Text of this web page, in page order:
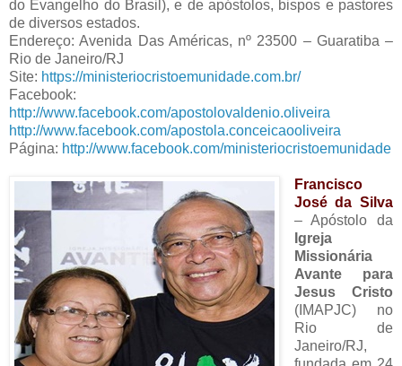
do Evangelho do Brasil), e de apóstolos, bispos e pastores
de diversos estados.
Endereço: Avenida Das Américas, nº 23500 – Guaratiba –
Rio de Janeiro/RJ
Site: https://ministeriocristoemunidade.com.br/
Facebook:
http://www.facebook.com/apostolovaldenio.oliveira
http://www.facebook.com/apostola.conceicaooliveira
Página: http://www.facebook.com/ministeriocristoemunidade
Francisco
José da Silva
– Apóstolo da
Igreja
Missionária
Avante para
Jesus Cristo
(IMAPJC) no
Rio de
Janeiro/RJ,